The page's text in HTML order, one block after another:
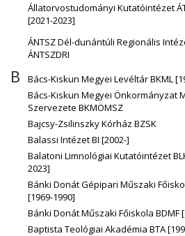
Állatorvostudományi Kutatóintézet
[2021-2023]
ÁNTSZ Dél-dunántúli Regionális
ÁNTSZDRI
B
Bács-Kiskun Megyei Levéltár BKML
Bács-Kiskun Megyei Önkormányzat
Szervezete BKMÖMSZ
Bajcsy-Zsilinszky Kórház BZSK
Balassi Intézet BI [2002-]
Balatoni Limnológiai Kutatóintézet
2023]
Bánki Donát Gépipari Műszaki
[1969-1990]
Bánki Donát Műszaki Főiskola BDMF
Baptista Teológiai Akadémia BTA